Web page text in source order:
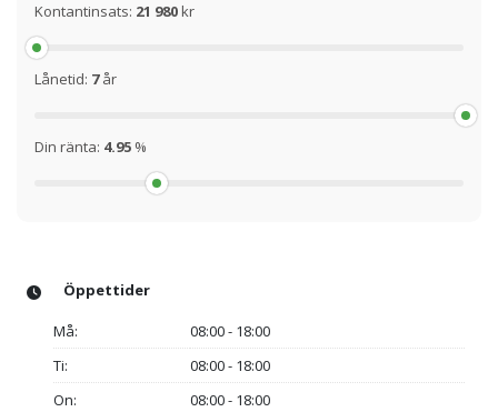
Kontantinsats: 21 980kr
Lånetid: 7år
Din ränta: 4.95 %
Öppettider
Må:
08:00 - 18:00
Ti:
08:00 - 18:00
On:
08:00 - 18:00